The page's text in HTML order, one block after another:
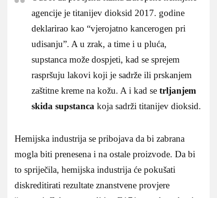
agencije je titanijev dioksid 2017. godine
deklarirao kao “vjerojatno kancerogen pri
udisanju”. A u zrak, a time i u pluća,
supstanca može dospjeti, kad se sprejem
raspršuju lakovi koji je sadrže ili prskanjem
zaštitne kreme na kožu. A i kad se trljanjem
skida supstanca koja sadrži titanijev dioksid.
Hemijska industrija se pribojava da bi zabrana
mogla biti prenesena i na ostale proizvode. Da bi
to spriječila, hemijska industrija će pokušati
diskreditirati rezultate znanstvene provjere